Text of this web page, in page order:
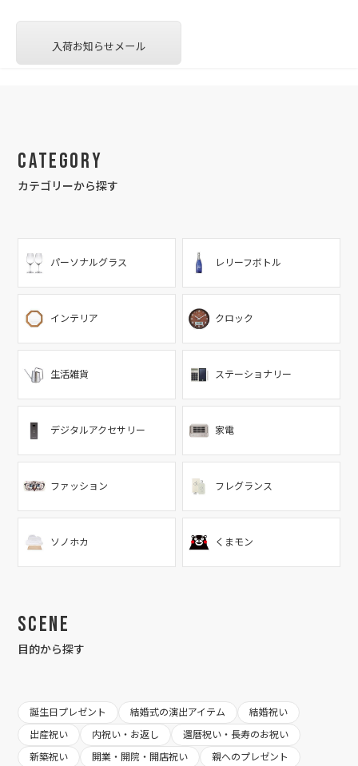
入荷お知らせメール
Category
カテゴリーから探す
パーソナルグラス レリーフボトル
インテリア クロック
生活雑貨 ステーショナリー
デジタルアクセサリー 家電
ファッション フレグランス
ソノホカ くまモン
Scene
目的から探す
誕生日プレゼント 結婚式の演出アイテム
結婚祝い
出産祝い
内祝い・お返し
還暦祝い・長寿のお祝い
新築祝い
開業・開院・開店祝い
親へのプレゼント